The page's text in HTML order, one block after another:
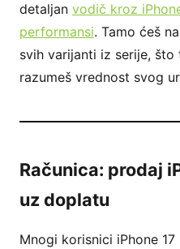
detaljan vodič kroz
performansi. Tamo ćeš
svih varijanti iz serije,
razumeš vrednost svog
Računica: prodaj
uz doplatu
Mnogi korisnici iPhone